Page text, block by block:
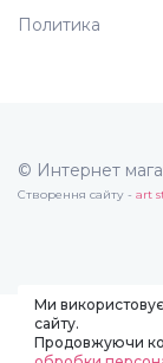
Политика
© Интернет
Створення сайту - art
Ми
сайту.
Продовжуючи